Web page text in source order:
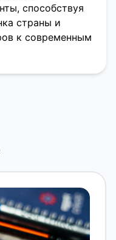
способствуя
страны и
к современным